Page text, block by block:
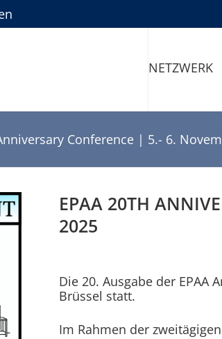
NETZWERK
Conference | 5.- 6.
EPAA 20TH
2025
Die 20. Ausgabe der EPAA
Brüssel statt.
Im Rahmen der